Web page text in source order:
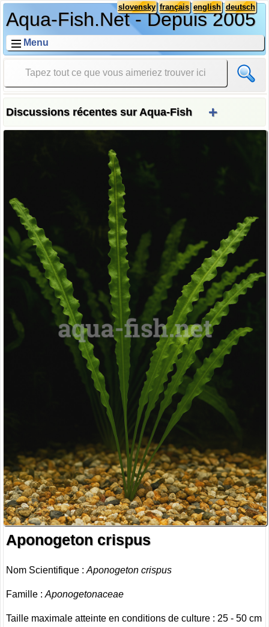
Aqua-Fish.Net - Depuis 2005
deutsch
english
français
slovensky
Menu
Discussions récentes sur Aqua-Fish +
Aponogeton crispus
Nom Scientifique :Aponogeton crispus
Famille :Aponogetonaceae
Taille maximale atteinte en conditions de culture : 25 - 50 cm